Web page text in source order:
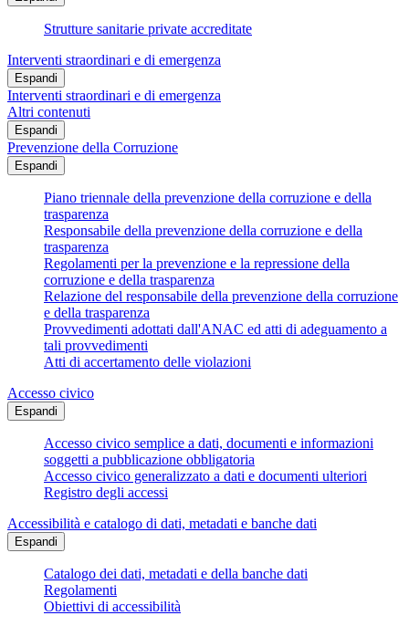
Strutture sanitarie private accreditate
Interventi straordinari e di emergenza
Espandi
Interventi straordinari e di emergenza
Altri contenuti
Espandi
Prevenzione della Corruzione
Espandi
Piano triennale della prevenzione della corruzione e della
trasparenza
Responsabile della prevenzione della corruzione e della
trasparenza
Regolamenti per la prevenzione e la repressione della
corruzione e della trasparenza
Relazione del responsabile della prevenzione della corruzione
e della trasparenza
Provvedimenti adottati dall'ANAC ed atti di adeguamento a
tali provvedimenti
Atti di accertamento delle violazioni
Accesso civico
Espandi
Accesso civico semplice a dati, documenti e informazioni
soggetti a pubblicazione obbligatoria
Accesso civico generalizzato a dati e documenti ulteriori
Registro degli accessi
Accessibilità e catalogo di dati, metadati e banche dati
Espandi
Catalogo dei dati, metadati e della banche dati
Regolamenti
Obiettivi di accessibilità